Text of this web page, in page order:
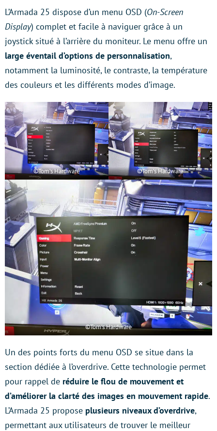
L’Armada 25 dispose d’un menu OSD (On-Screen
Display) complet et facile à naviguer grâce à un
joystick situé à l’arrière du moniteur. Le menu offre un
large éventail d’options de personnalisation,
notamment la luminosité, le contraste, la température
des couleurs et les différents modes d’image.
©Tom’s Hardware ©Tom’s Hardware
©Tom’s Hardware
Un des points forts du menu OSD se situe dans la
section dédiée à l’overdrive. Cette technologie permet
pour rappel de réduire le flou de mouvement et
d’améliorer la clarté des images en mouvement rapide.
L’Armada 25 propose plusieurs niveaux d’overdrive,
permettant aux utilisateurs de trouver le meilleur